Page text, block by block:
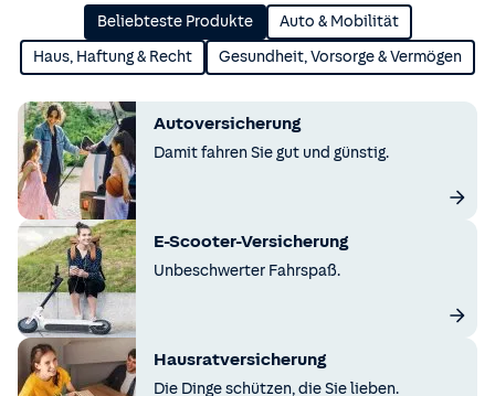
Beliebteste Produkte Auto & Mobilität
Haus, Haftung & Recht Gesundheit, Vorsorge & Vermögen
Autoversicherung
Damit fahren Sie gut und günstig.
E-Scooter-Versicherung
Unbeschwerter Fahrspaß.
Hausratversicherung
Die Dinge schützen, die Sie lieben.